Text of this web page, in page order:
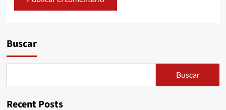
Buscar
Buscar
Recent Posts